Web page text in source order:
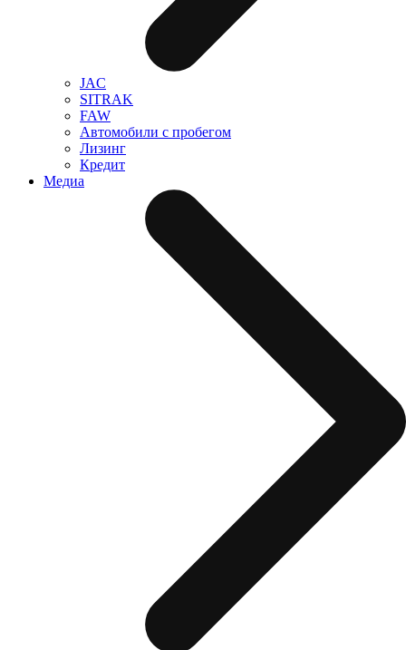
JAC
SITRAK
FAW
Автомобили с пробегом
Лизинг
Кредит
Медиа